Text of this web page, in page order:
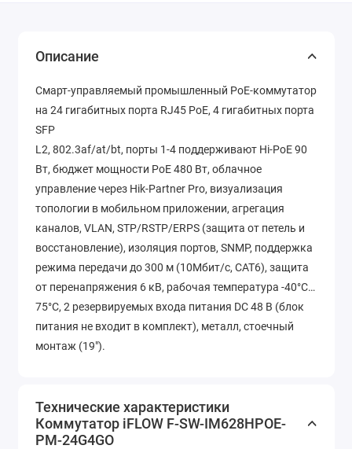
Описание
Смарт-управляемый промышленный PoE-коммутатор
на 24 гигабитных порта RJ45 PoE, 4 гигабитных порта
SFP
L2, 802.3af/at/bt, порты 1-4 поддерживают Hi-PoE 90
Вт, бюджет мощности PoE 480 Вт, облачное
управление через Hik-Partner Pro, визуализация
топологии в мобильном приложении, агрегация
каналов, VLAN, STP/RSTP/ERPS (защита от петель и
восстановление), изоляция портов, SNMP, поддержка
режима передачи до 300 м (10Мбит/с, CAT6), защита
от перенапряжения 6 кВ, рабочая температура -40°C…
75°C, 2 резервируемых входа питания DC 48 В (блок
питания не входит в комплект), металл, стоечный
монтаж (19").
Технические характеристики
Коммутатор iFLOW F-SW-IM628HPOE-
PM-24G4GO